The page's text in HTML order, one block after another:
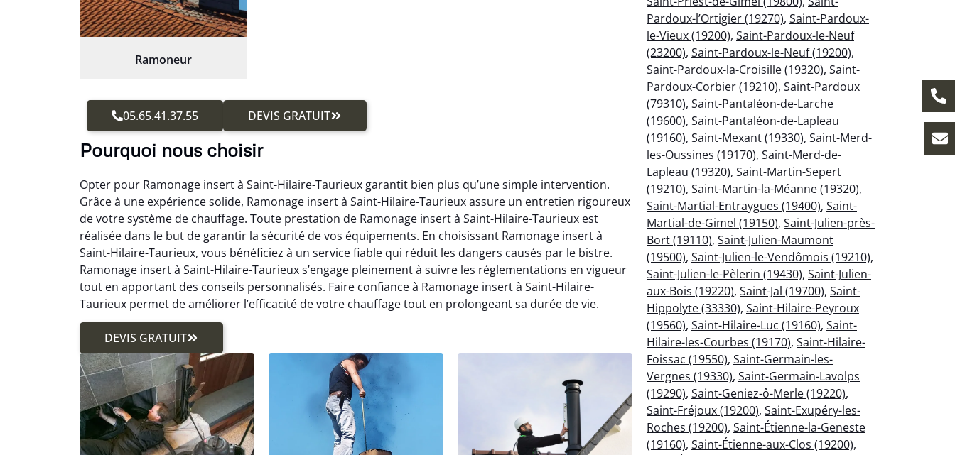
Ramoneur
05.65.41.37.55 DEVIS GRATUIT
Pourquoi nous choisir
Opter pour Ramonage insert à Saint-Hilaire-Taurieux garantit bien plus qu’une simple intervention.
Grâce à une expérience solide, Ramonage insert à Saint-Hilaire-Taurieux assure un entretien rigoureux
de votre système de chauffage. Toute prestation de Ramonage insert à Saint-Hilaire-Taurieux est
réalisée dans le but de garantir la sécurité de vos équipements. En choisissant Ramonage insert à
Saint-Hilaire-Taurieux, vous bénéficiez à un service fiable qui réduit les dangers causés par le bistre.
Ramonage insert à Saint-Hilaire-Taurieux s’engage pleinement à suivre les réglementations en vigueur
tout en apportant des conseils personnalisés. Faire confiance à Ramonage insert à Saint-Hilaire-
Taurieux permet de améliorer l’efficacité de votre chauffage tout en prolongeant sa durée de vie.
DEVIS GRATUIT
Pardoux-l’Ortigier (19270), Saint-Pardoux-
le-Vieux (19200), Saint-Pardoux-le-Neuf
(23200), Saint-Pardoux-le-Neuf (19200),
Saint-Pardoux-la-Croisille (19320), Saint-
Pardoux-Corbier (19210), Saint-Pardoux
(79310), Saint-Pantaléon-de-Larche
(19600), Saint-Pantaléon-de-Lapleau
(19160), Saint-Mexant (19330), Saint-Merd-
les-Oussines (19170), Saint-Merd-de-
Lapleau (19320), Saint-Martin-Sepert
(19210), Saint-Martin-la-Méanne (19320),
Saint-Martial-Entraygues (19400), Saint-
Martial-de-Gimel (19150), Saint-Julien-près-
Bort (19110), Saint-Julien-Maumont
(19500), Saint-Julien-le-Vendômois (19210),
Saint-Julien-le-Pèlerin (19430), Saint-Julien-
aux-Bois (19220), Saint-Jal (19700), Saint-
Hippolyte (33330), Saint-Hilaire-Peyroux
(19560), Saint-Hilaire-Luc (19160), Saint-
Hilaire-les-Courbes (19170), Saint-Hilaire-
Foissac (19550), Saint-Germain-les-
Vergnes (19330), Saint-Germain-Lavolps
(19290), Saint-Geniez-ô-Merle (19220),
Saint-Fréjoux (19200), Saint-Exupéry-les-
Roches (19200), Saint-Étienne-la-Geneste
(19160), Saint-Étienne-aux-Clos (19200),